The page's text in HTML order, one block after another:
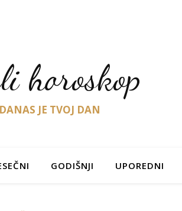
horoskop
DANAS JE TVOJ DAN
GODIŠNJI UPOREDNI